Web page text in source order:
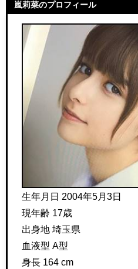
嵐莉菜のプロフィール
生年月日 2004年5月3日
現年齢 17歳
出身地 埼玉県
血液型 A型
身長 164 cm